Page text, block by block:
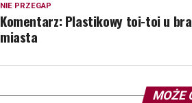
NIE PRZEGAP
Komentarz: Plastikowy toi-toi u
miasta
MOŻE